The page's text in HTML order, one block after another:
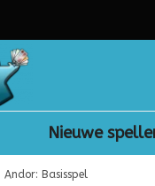
Nieuwe
Andor: Basisspel